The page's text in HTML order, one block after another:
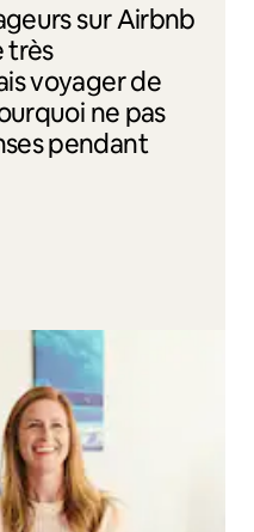
sur Airbnb
très
voyager de
ne pas
pendant